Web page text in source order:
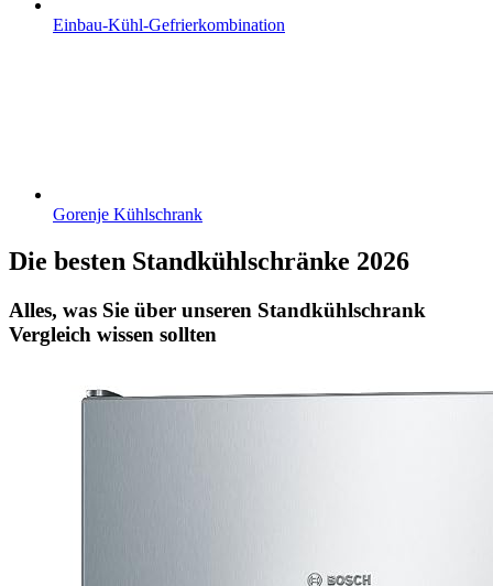
Einbau-Kühl-Gefrierkombination
Gorenje Kühlschrank
Die besten Standkühlschränke 2026
Alles, was Sie über unseren Standkühlschrank
Vergleich wissen sollten